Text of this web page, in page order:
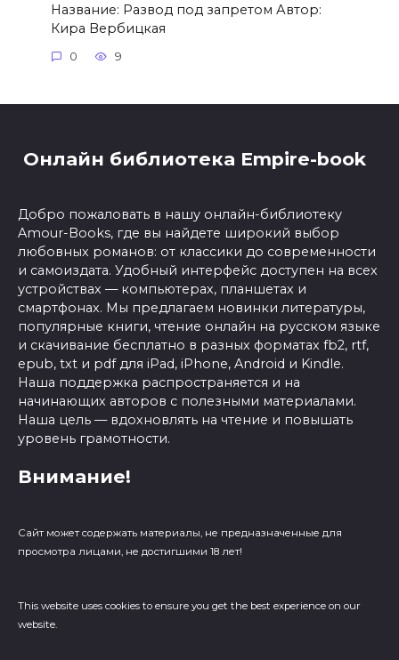
Название: Развод под запретом Автор:
Кира Вербицкая
0 9
Онлайн библиотека Empire-book
Добро пожаловать в нашу онлайн-библиотеку
Amour-Books, где вы найдете широкий выбор
любовных романов: от классики до современности
и самоиздата. Удобный интерфейс доступен на всех
устройствах — компьютерах, планшетах и
смартфонах. Мы предлагаем новинки литературы,
популярные книги, чтение онлайн на русском языке
и скачивание бесплатно в разных форматах fb2, rtf,
epub, txt и pdf для iPad, iPhone, Android и Kindle.
Наша поддержка распространяется и на
начинающих авторов с полезными материалами.
Наша цель — вдохновлять на чтение и повышать
уровень грамотности.
Внимание!
Сайт может содержать материалы, не предназначенные для
просмотра лицами, не достигшими 18 лет!
This website uses cookies to ensure you get the best experience on our
website.